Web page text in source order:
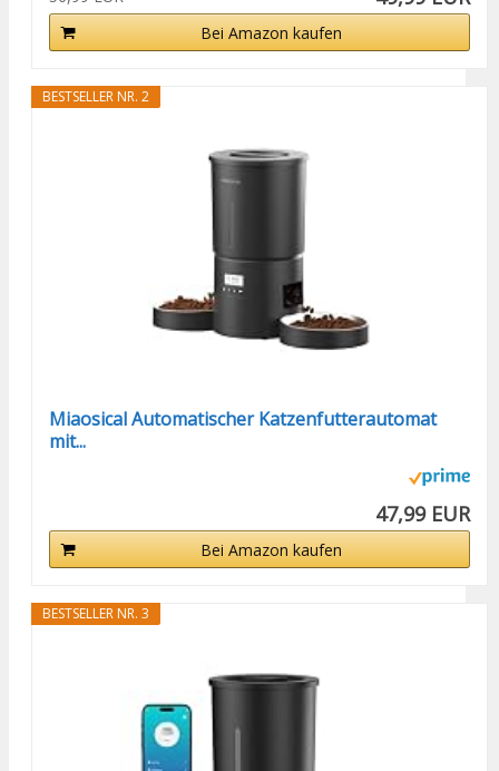
Bei Amazon kaufen
BESTSELLER NR. 2
Miaosical Automatischer Katzenfutterautomat
mit...
47,99 EUR
Bei Amazon kaufen
BESTSELLER NR. 3